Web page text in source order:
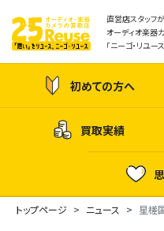
直営店スタッフ
オーディオ楽器
「ニーゴ・リユース
初めての方へ
買取実績
トップページ ニュース 星槎